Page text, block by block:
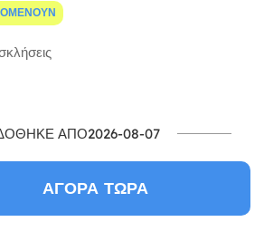
ΑΠΌ2026-08-07
ΑΓΟΡΆ ΤΏΡΑ